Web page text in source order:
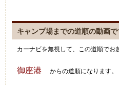
キャンプ場までの道順の動画で
カーナビを無視して、この道順でお
御座港 からの道順になります。